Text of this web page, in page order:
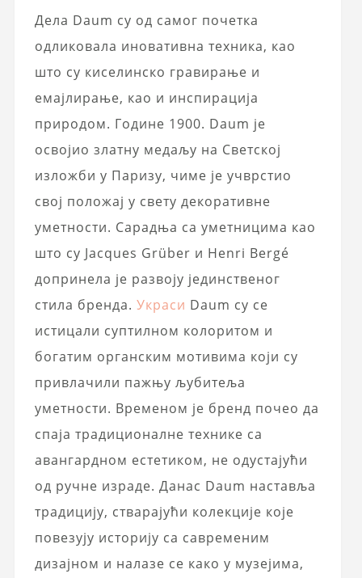
Дела Daum су од самог почетка
одликовала иновативна техника, као
што су киселинско гравирање и
емајлирање, као и инспирација
природом. Године 1900. Daum је
освојио златну медаљу на Светској
изложби у Паризу, чиме је учврстио
свој положај у свету декоративне
уметности. Сарадња са уметницима као
што су Jacques Grüber и Henri Bergé
допринела је развоју јединственог
стила бренда. Украси Daum су се
истицали суптилном колоритом и
богатим органским мотивима који су
привлачили пажњу љубитеља
уметности. Временом је бренд почео да
спаја традиционалне технике са
авангардном естетиком, не одустајући
од ручне израде. Данас Daum наставља
традицију, стварајући колекције које
повезују историју са савременим
дизајном и налазе се како у музејима,